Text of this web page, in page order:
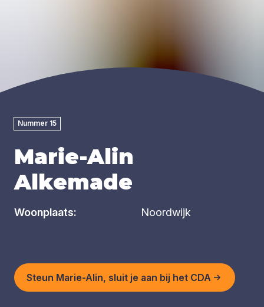
Nummer 15
Marie-Alin
Alkemade
Woonplaats: Noordwijk
Steun Marie-Alin, sluit je aan bij het CDA